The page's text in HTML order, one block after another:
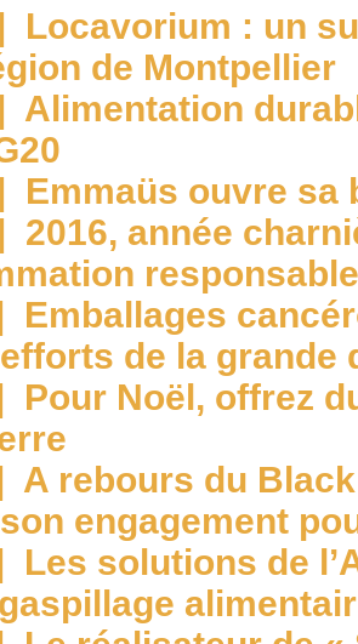
Locavorium : un
de Montpellier
Alimentation
Emmaüs ouvre sa
2016, année
Emballages
de la grande
Pour Noël, offrez
A rebours du
engagement
Les solutions de